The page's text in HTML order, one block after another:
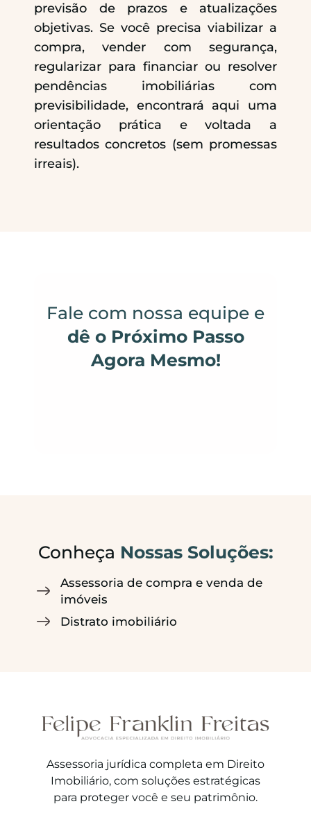
previsão de prazos e atualizações
objetivas. Se você precisa viabilizar a
compra, vender com segurança,
regularizar para financiar ou resolver
pendências imobiliárias com
previsibilidade, encontrará aqui uma
orientação prática e voltada a
resultados concretos (sem promessas
irreais).
Fale com nossa equipe e
dê o Próximo Passo
Agora Mesmo!
Conheça Nossas Soluções:
Assessoria de compra e venda de
imóveis
Distrato imobiliário
Assessoria jurídica completa em Direito
Imobiliário, com soluções estratégicas
para proteger você e seu patrimônio.